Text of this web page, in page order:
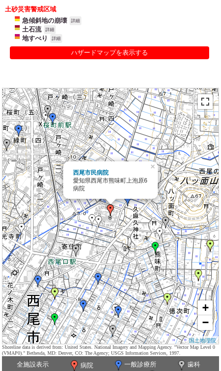
土砂災害警戒区域
急傾斜地の崩壊
詳細
土石流 詳細
地すべり 詳細
ハザードマップを表示する
西尾市民病院
愛知県西尾市熊味町上泡原6
病院
×
+
−
国土地理院
Shoreline data is derived from: United States. National Imagery and Mapping Agency. "Vector Map Level 0
(VMAP0)." Bethesda, MD: Denver, CO: The Agency; USGS Information Services, 1997.
全施設表示 病院 一般診療所
歯科